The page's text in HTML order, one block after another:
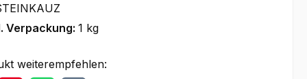
Verpackung: 1 kg
weiterempfehlen: